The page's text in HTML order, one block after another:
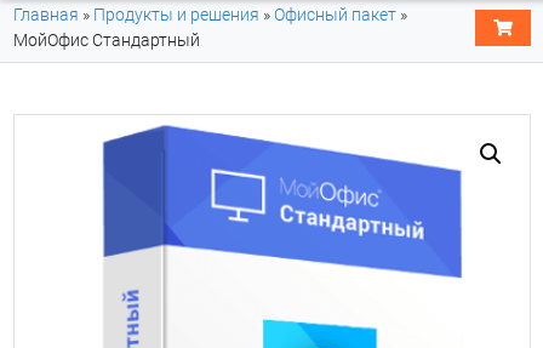
Главная » Продукты и решения »Офисный пакет»
МойОфис Стандартный